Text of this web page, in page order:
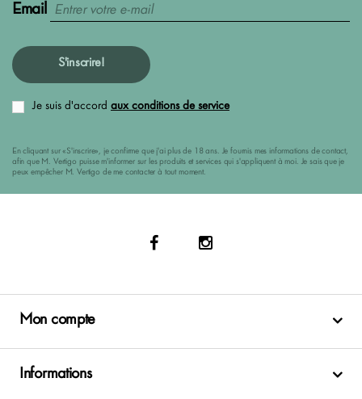
Email
S'inscrire!
Je suis d'accord aux conditions de service
En cliquant sur «S'inscrire», je confirme que j'ai plus de 18 ans. Je fournis mes informations de contact,
afin que M. Vertigo puisse m'informer sur les produits et services qui s'appliquent à moi. Je sais que je
peux empêcher M. Vertigo de me contacter à tout moment.
Mon compte
Informations